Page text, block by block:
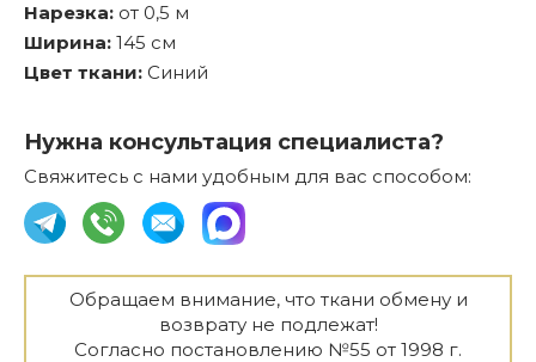
Нарезка: от 0,5 м
Ширина: 145 см
Цвет ткани: Синий
Нужна консультация специалиста?
Свяжитесь с нами удобным для вас способом:
Обращаем внимание, что ткани обмену и
возврату не подлежат!
Согласно постановлению №55 от 1998 г.